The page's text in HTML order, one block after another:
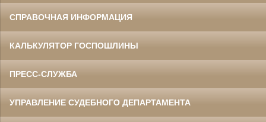
СПРАВОЧНАЯ ИНФОРМАЦИЯ
КАЛЬКУЛЯТОР ГОСПОШЛИНЫ
ПРЕСС-СЛУЖБА
УПРАВЛЕНИЕ СУДЕБНОГО ДЕПАРТАМЕНТА